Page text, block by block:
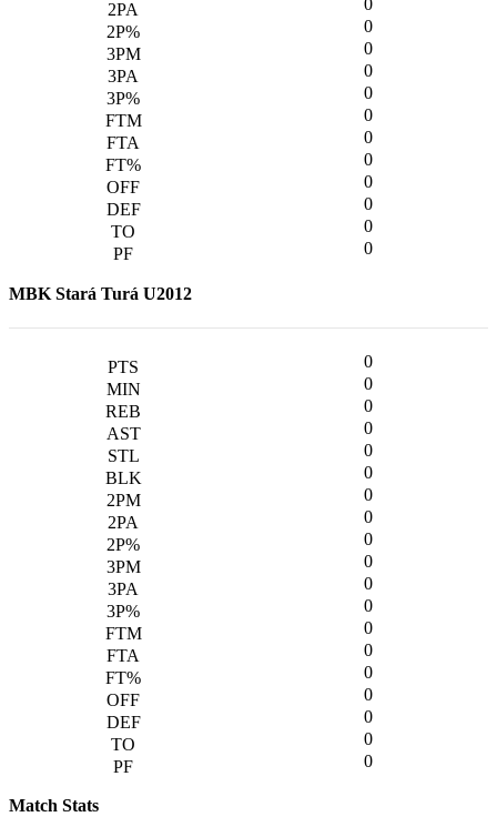
0
0
0
0
0
0
0
0
0
0
0
0
MBK Stará Turá U2012
0
0
0
0
0
0
0
0
0
0
0
0
0
0
0
0
0
0
0
Match Stats